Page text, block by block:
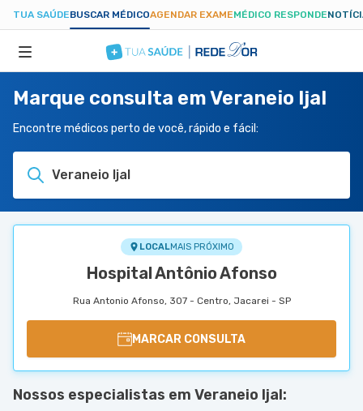
TUA SAÚDEBUSCAR MÉDICOAGENDAR EXAMEMÉDICO RESPONDE
ESPECIALIDADES
HOSPITAIS
TUASAUDE.COM
Marque consulta em Veraneio Ijal
Encontre médicos perto de você, rápido e fácil:
Veraneio Ijal
LOCALMAIS PRÓXIMO
Hospital Antônio Afonso
Rua Antonio Afonso, 307 - Centro, Jacarei - SP
MARCAR CONSULTA
Nossos especialistas em Veraneio Ijal: